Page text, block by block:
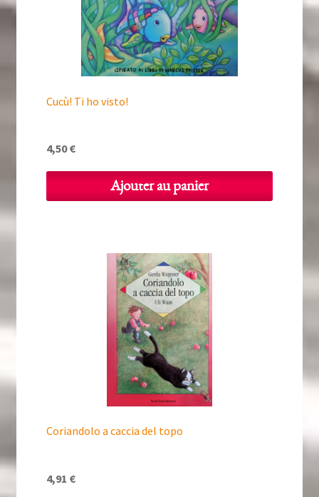
Cucù! Ti ho visto!
4,50€
Ajouter au panier
Coriandolo a caccia del topo
4,91 €